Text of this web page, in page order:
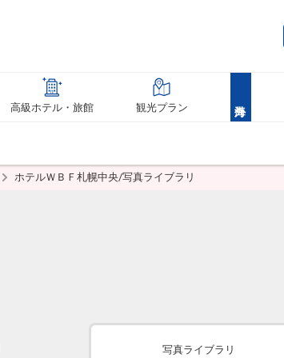
高級ホテル・旅館 観光プラン
ホテルＷＢＦ札幌中央/写真ライブラリ
写真ライブラリ